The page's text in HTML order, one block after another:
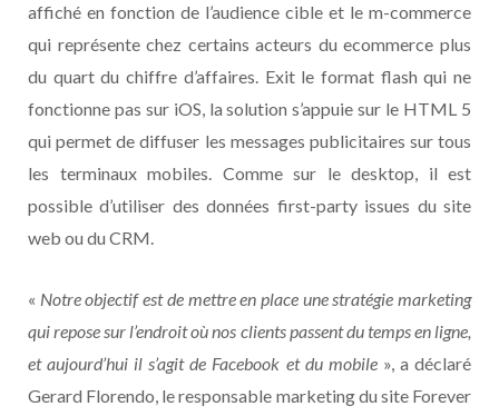
affiché en fonction de l’audience cible et le m-commerce
qui représente chez certains acteurs du ecommerce plus
du quart du chiffre d’affaires. Exit le format flash qui ne
fonctionne pas sur iOS, la solution s’appuie sur le HTML 5
qui permet de diffuser les messages publicitaires sur tous
les terminaux mobiles. Comme sur le desktop, il est
possible d’utiliser des données first-party issues du site
web ou du CRM.
« Notre objectif est de mettre en place une stratégie marketing
qui repose sur l’endroit où nos clients passent du temps en ligne,
et aujourd’hui il s’agit de Facebook et du mobile», a déclaré
Gerard Florendo, le responsable marketing du site Forever